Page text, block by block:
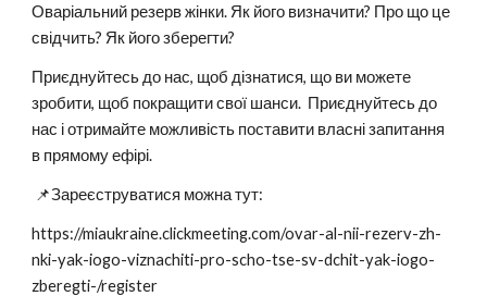
Оваріальний резерв жінки. Як його визначити? Про що це
свідчить? Як його зберегти?
Приєднуйтесь до нас, щоб дізнатися, що ви можете
зробити, щоб покращити свої шанси. Приєднуйтесь до
нас і отримайте можливість поставити власні запитання
в прямому ефірі.
📌Зареєструватися можна тут:
https://miaukraine.clickmeeting.com/ovar-al-nii-rezerv-zh-
nki-yak-iogo-viznachiti-pro-scho-tse-sv-dchit-yak-iogo-
zberegti-/register